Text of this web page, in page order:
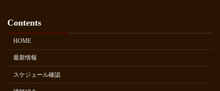
Contents
HOME
最新情報
スケジュール確認